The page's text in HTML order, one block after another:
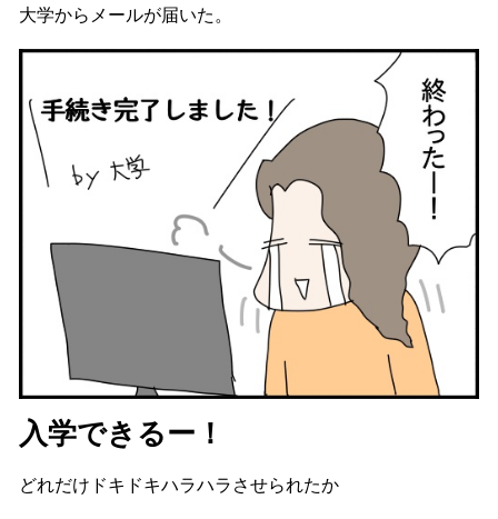
大学からメールが届いた。
入学できるー！
どれだけドキドキハラハラさせられたか